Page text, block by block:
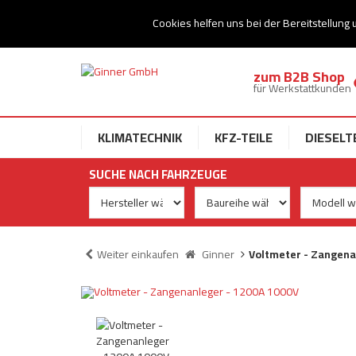
Cookies helfen uns bei der Bereitstellung
Ihr Speziallist für Dieseltechnik
zum B2B Shop
für Werkstattkunden
KLIMATECHNIK KFZ-TEILE
SUCHE NACH FAHRZEUGE
Weiter einkaufen Ginner Voltmeter -